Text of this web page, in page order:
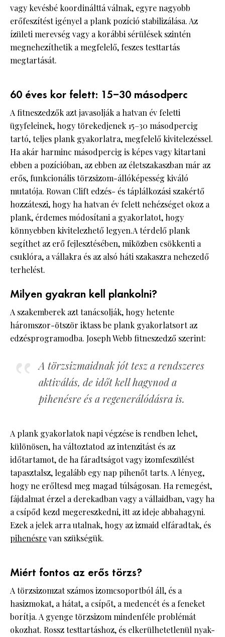
vagy kevésbé koordinálttá válnak, egyre nagyobb
erőfeszítést igényel a plank pozíció stabilizálása. Az
ízületi merevség vagy a korábbi sérülések szintén
megnehezíthetik a megfelelő, feszes testtartás
megtartását.
60 éves kor felett: 15–30 másodperc
A fitneszedzők azt javasolják a hatvan év feletti
ügyfeleinek, hogy törekedjenek 15–30 másodpercig
tartó, teljes plank gyakorlatra, megfelelő kivitelezéssel.
Ha akár harminc másodpercig is képes vagy kitartani
ebben a pozícióban, az ebben az életszakaszban már az
erős, funkcionális törzsizom-állóképesség kiváló
mutatója. Rowan Clift edzés- és táplálkozási szakértő
hozzáteszi, hogy ha hatvan év felett nehézséget okoz a
plank, érdemes módosítani a gyakorlatot, hogy
könnyebben kivitelezhető legyen.A térdelő plank
segíthet az erő fejlesztésében, miközben csökkenti a
csuklóra, a vállakra és az alsó háti szakaszra nehezedő
terhelést.
Milyen gyakran kell plankolni?
A szakemberek azt tanácsolják, hogy hetente
háromszor-ötször iktass be plank gyakorlatsort az
edzésprogramodba. Joseph Webb fitneszedző szerint:
A törzsizmaidnak jót tesz a rendszeres
aktiválás, de időt kell hagynod a
pihenésre és a regenerálódásra is.
A plank gyakorlatok napi végzése is rendben lehet,
különösen, ha változtatod az intenzitást és az
időtartamot, de ha fáradtságot vagy izomfeszülést
tapasztalsz, legalább egy nap pihenőt tarts. A lényeg,
hogy ne erőltesd meg magad túlságosan. Ha remegést,
fájdalmat érzel a derekadban vagy a vállaidban, vagy ha
a csípőd kezd megereszkedni, itt az ideje abbahagyni.
Ezek a jelek arra utalnak, hogy az izmaid elfáradtak, és
pihenésrevan szükségük.
Miért fontos az erős törzs?
A törzsizomzat számos izomcsoportból áll, és a
hasizmokat, a hátat, a csípőt, a medencét és a feneket
borítja. A gyenge törzsizom mindenféle problémát
okozhat. Rossz testtartáshoz, és elkerülhetetlenül nyak-